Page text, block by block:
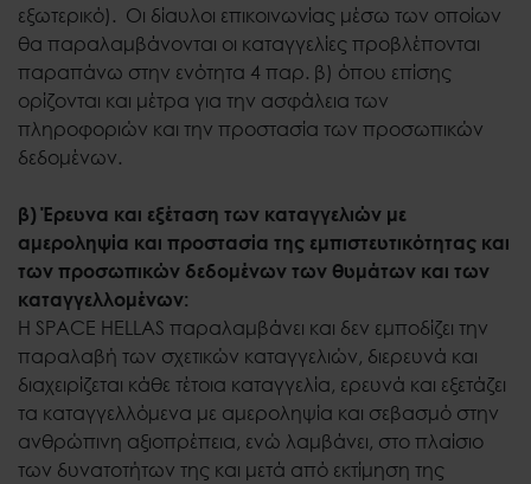
εξωτερικό). Οι δίαυλοι επικοινωνίας μέσω των οποίων
θα παραλαμβάνονται οι καταγγελίες προβλέπονται
παραπάνω στην ενότητα 4 παρ. β) όπου επίσης
ορίζονται και μέτρα για την ασφάλεια των
πληροφοριών και την προστασία των προσωπικών
δεδομένων.
β) Έρευνα και εξέταση των καταγγελιών με
αμεροληψία και προστασία της εμπιστευτικότητας και
των προσωπικών δεδομένων των θυμάτων και των
καταγγελλομένων:
Η SPACE HELLAS παραλαμβάνει και δεν εμποδίζει την
παραλαβή των σχετικών καταγγελιών, διερευνά και
διαχειρίζεται κάθε τέτοια καταγγελία, ερευνά και εξετάζει
τα καταγγελλόμενα με αμεροληψία και σεβασμό στην
ανθρώπινη αξιοπρέπεια, ενώ λαμβάνει, στο πλαίσιο
των δυνατοτήτων της και μετά από εκτίμηση της